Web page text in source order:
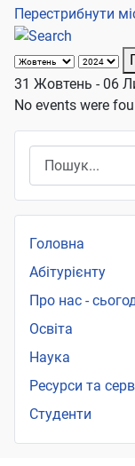
Перестрибнути
31 Жовтень - 06
No events were
Головна
Абітурієнту
Про нас -
Освіта
Наука
Ресурси та
Студенти